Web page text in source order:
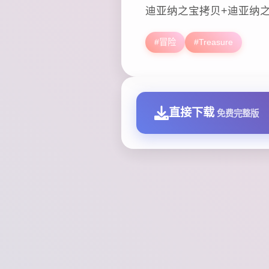
迪亚纳之宝拷贝+迪亚纳
#冒险 #Treasure
直接下载 免费完整版